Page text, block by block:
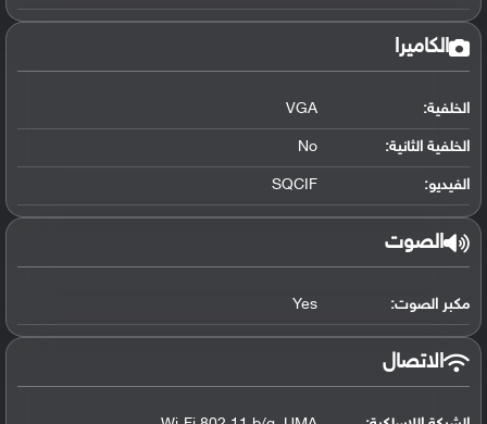
الكاميرا
الخلفية: VGA
الخلفية الثانية: No
الفيديو: SQCIF
الصوت
مكبر الصوت: Yes
الاتصال